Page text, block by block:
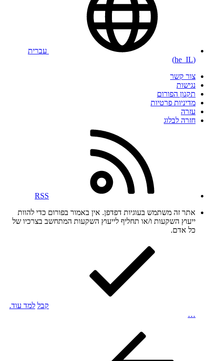
עברית
(he_IL)
צור קשר
נגישות
תקנון הפורום
מדיניות פרטיות
עזרה
חזרה לבלוג
RSS
אתר זה משתמש בעוגיות דפדפן. אין באמור בפורום כדי להוות
ייעוץ השקעות ו/או תחליף לייעוץ השקעות המתחשב בצרכיו של
כל אדם.
קבל למד עוד.
…